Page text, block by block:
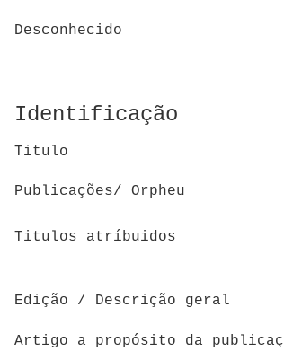
Desconhecido
Identificação
Titulo
Publicações/ Orpheu
Titulos atríbuidos
Edição / Descrição geral
Artigo a propósito da